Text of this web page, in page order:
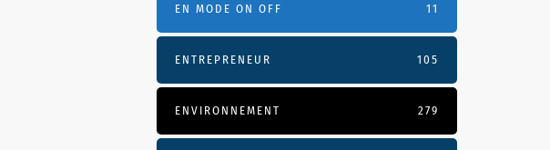
EN MODE ON OFF 11
ENTREPRENEUR 105
ENVIRONNEMENT 279